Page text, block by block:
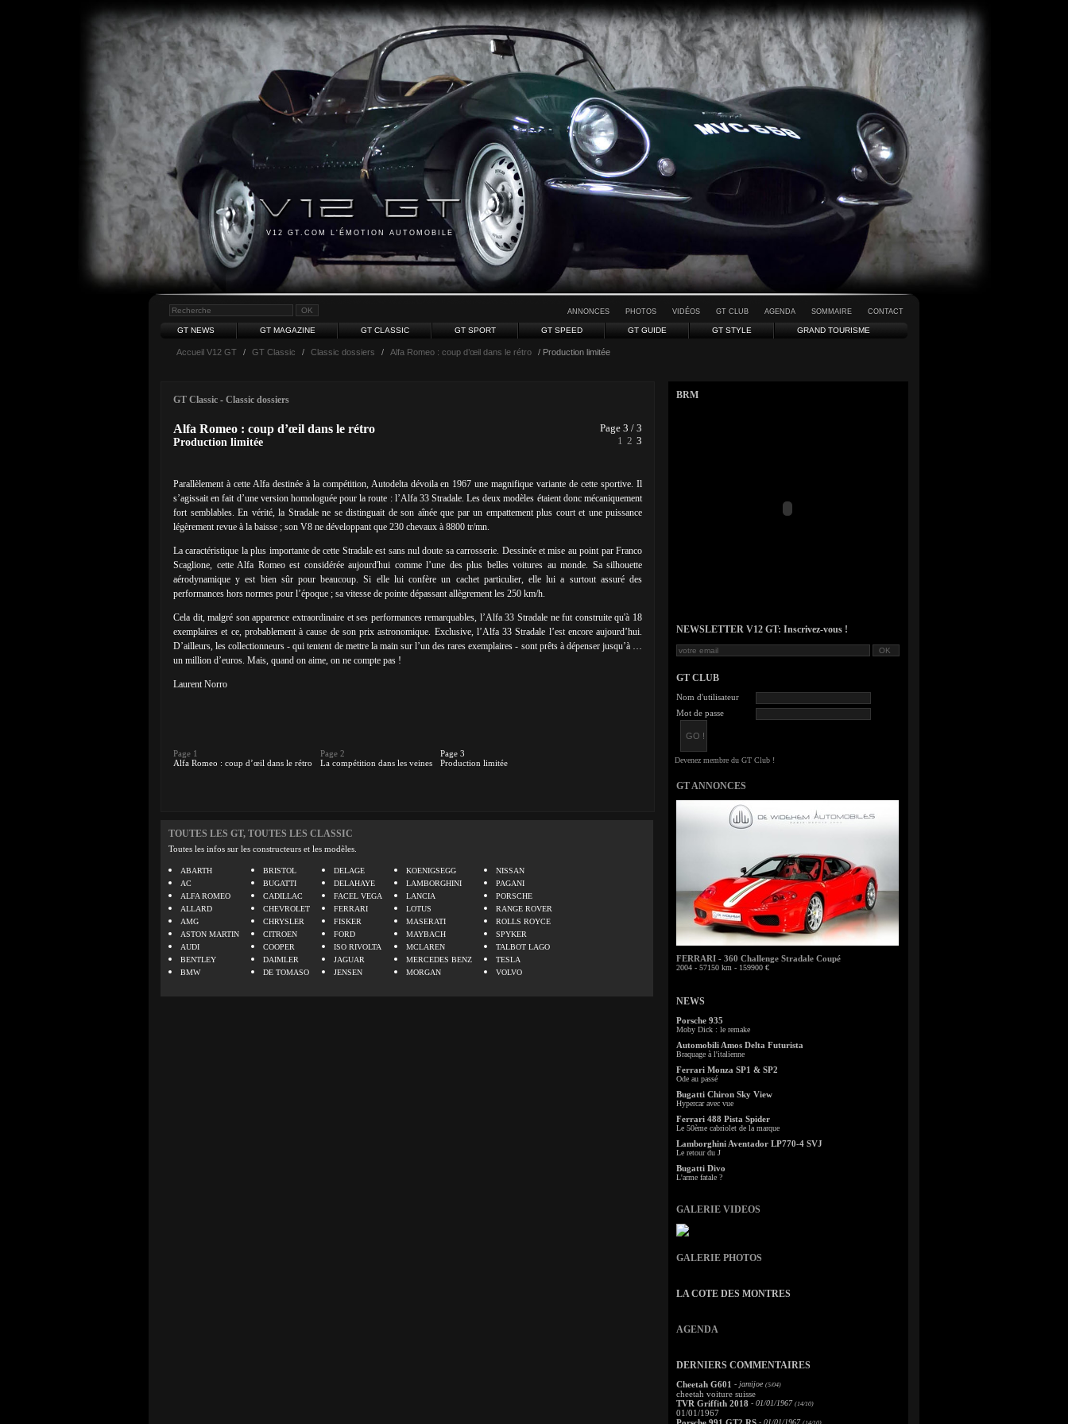
V12 GT.COM L'ÉMOTION AUTOMOBILE
ANNONCES PHOTOS VIDÉOS GT CLUB AGENDA SOMMAIRE CONTACT
GT NEWS GT MAGAZINE GT CLASSIC GT SPORT GT SPEED GT GUIDE GT STYLE GRAND TOURISME
Accueil V12 GT / GT Classic / Classic dossiers / Alfa Romeo : coup d’œil dans le rétro / Production limitée
GT Classic - Classic dossiers
Page 3 / 3
1 2 3
Alfa Romeo : coup d’œil dans le rétro
Production limitée
Parallèlement à cette Alfa destinée à la compétition, Autodelta dévoila en 1967 une magnifique variante de cette sportive. Il
s’agissait en fait d’une version homologuée pour la route : l’Alfa 33 Stradale. Les deux modèles étaient donc mécaniquement
fort semblables. En vérité, la Stradale ne se distinguait de son aînée que par un empattement plus court et une puissance
légèrement revue à la baisse ; son V8 ne développant que 230 chevaux à 8800 tr/mn.
La caractéristique la plus importante de cette Stradale est sans nul doute sa carrosserie. Dessinée et mise au point par Franco
Scaglione, cette Alfa Romeo est considérée aujourd'hui comme l’une des plus belles voitures au monde. Sa silhouette
aérodynamique y est bien sûr pour beaucoup. Si elle lui confère un cachet particulier, elle lui a surtout assuré des
performances hors normes pour l’époque ; sa vitesse de pointe dépassant allègrement les 250 km/h.
Cela dit, malgré son apparence extraordinaire et ses performances remarquables, l’Alfa 33 Stradale ne fut construite qu'à 18
exemplaires et ce, probablement à cause de son prix astronomique. Exclusive, l’Alfa 33 Stradale l’est encore aujourd’hui.
D’ailleurs, les collectionneurs - qui tentent de mettre la main sur l’un des rares exemplaires - sont prêts à dépenser jusqu’à …
un million d’euros. Mais, quand on aime, on ne compte pas !
Laurent Norro
Page 1
Alfa Romeo : coup d’œil dans le rétro
Page 2
La compétition dans les veines
Page 3
Production limitée
TOUTES LES GT, TOUTES LES CLASSIC
Toutes les infos sur les constructeurs et les modèles.
ABARTH
AC
ALFA ROMEO
ALLARD
AMG
ASTON MARTIN
AUDI
BENTLEY
BMW
BRISTOL
BUGATTI
CADILLAC
CHEVROLET
CHRYSLER
CITROEN
COOPER
DAIMLER
DE TOMASO
DELAGE
DELAHAYE
FACEL VEGA
FERRARI
FISKER
FORD
ISO RIVOLTA
JAGUAR
JENSEN
KOENIGSEGG
LAMBORGHINI
LANCIA
LOTUS
MASERATI
MAYBACH
MCLAREN
MERCEDES BENZ
MORGAN
NISSAN
PAGANI
PORSCHE
RANGE ROVER
ROLLS ROYCE
SPYKER
TALBOT LAGO
TESLA
VOLVO
BRM
NEWSLETTER V12 GT: Inscrivez-vous !
GT CLUB
Nom d'utilisateur
Mot de passe
GT ANNONCES
FERRARI - 360 Challenge Stradale Coupé
2004 - 57150 km - 159900 €
NEWS
Porsche 935
Moby Dick : le remake
Automobili Amos Delta Futurista
Braquage à l'italienne
Ferrari Monza SP1 & SP2
Ode au passé
Bugatti Chiron Sky View
Hypercar avec vue
Ferrari 488 Pista Spider
Le 50ème cabriolet de la marque
Lamborghini Aventador LP770-4 SVJ
Le retour du J
Bugatti Divo
L'arme fatale ?
GALERIE VIDEOS
GALERIE PHOTOS
LA COTE DES MONTRES
AGENDA
DERNIERS COMMENTAIRES
Cheetah G601 - jamijoe (5/04)
cheetah voiture suisse
TVR Griffith 2018 - 01/01/1967 (14/10)
01/01/1967
- 01/01/1967